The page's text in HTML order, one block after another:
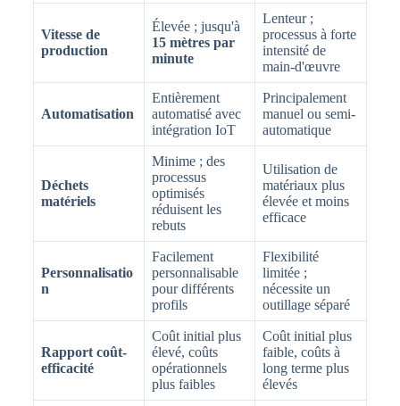
Vitesse de
production
Élevée ; jusqu'à
15 mètres par
minute
Lenteur ;
processus à forte
intensité de
main-d'œuvre
Automatisation
Entièrement
automatisé avec
intégration IoT
Principalement
manuel ou semi-
automatique
Déchets
matériels
Minime ; des
processus
optimisés
réduisent les
rebuts
Utilisation de
matériaux plus
élevée et moins
efficace
Personnalisatio
n
Facilement
personnalisable
pour différents
profils
Flexibilité
limitée ;
nécessite un
outillage séparé
Rapport coût-
efficacité
Coût initial plus
élevé, coûts
opérationnels
plus faibles
Coût initial plus
faible, coûts à
long terme plus
élevés